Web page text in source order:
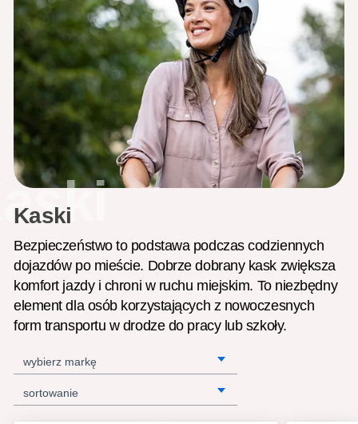
Kaski
Bezpieczeństwo to podstawa podczas codziennych
dojazdów po mieście. Dobrze dobrany kask zwiększa
komfort jazdy i chroni w ruchu miejskim. To niezbędny
element dla osób korzystających z nowoczesnych
form transportu w drodze do pracy lub szkoły.
wybierz markę
sortowanie